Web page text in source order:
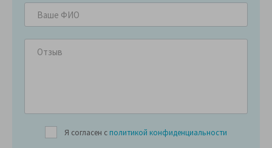
Я согласен с политикой конфиденциальности